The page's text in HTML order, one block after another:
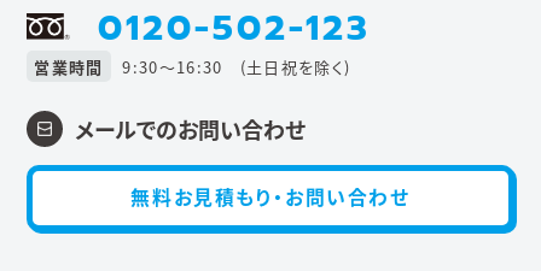
0120-502-123
営業時間 9:30〜16:30 (土日祝を除く)
メールでのお問い合わせ
無料お見積もり・お問い合わせ